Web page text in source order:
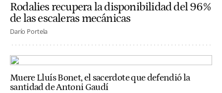
Rodalies recupera la disponibilidad del 96%
de las escaleras mecánicas
Darío Portela
Muere Lluís Bonet, el sacerdote que defendió la
santidad de Antoni Gaudí